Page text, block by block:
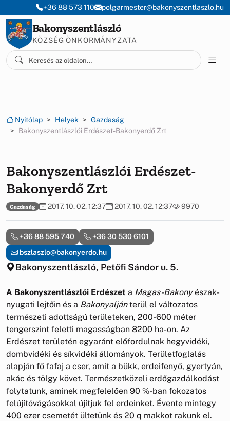
Ugrás a menüre
Ugrás a tartalomra
+36 88 573 110 polgarmester@bakonyszentlaszlo.hu
Bakonyszentlászló
KÖZSÉG ÖNKORMÁNYZATA
Nyitólap Helyek
Gazdaság
Bakonyszentlászlói Erdészet-Bakonyerdő Zrt
Bakonyszentlászlói Erdészet-
Bakonyerdő Zrt
Gazdaság 2017. 10. 02. 12:37 2017. 10. 02. 12:37 9970
Bakonyszentlászló, Petőfi Sándor u. 5.
+36 88 595 740
+36 30 530 6101
bszlaszlo@bakonyerdo.hu
A Bakonyszentlászlói Erdészet a Magas-Bakonyészak-
nyugati lejtőin és a Bakonyaljánterül el változatos
természeti adottságú területeken, 200-600 méter
tengerszint feletti magasságban 8200 ha-on. Az
Erdészet területén egyaránt előfordulnak hegyvidéki,
dombvidéki és síkvidéki állományok. Területfoglalás
alapján fő fafaj a cser, amit a bükk, erdeifenyő, gyertyán,
akác és tölgy követ. Természetközeli erdőgazdálkodást
folytatunk, aminek megfelelően 90 %-ban fokozatos
felújítóvágásokkal újítjuk fel erdeinket. Évente mintegy
400 ezer csemetét ültetünk és 20 q makkot rakunk el.